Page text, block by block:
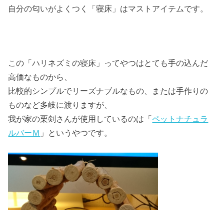
自分の匂いがよくつく「寝床」はマストアイテムです。
この「ハリネズミの寝床」ってやつはとても手の込んだ
高価なものから、
比較的シンプルでリーズナブルなもの、または手作りの
ものなど多岐に渡りますが、
我が家の栗剣さんが使用しているのは「ペットナチュラ
ルバーＭ 」というやつです。